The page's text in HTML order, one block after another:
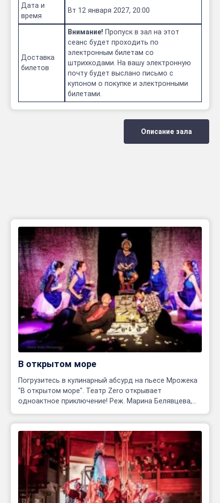
Дата и
время
Вт 12 января 2027, 20:00
Доставка
билетов
Внимание! Пропуск в зал на этот
сеанс будет проходить по
электронным билетам со
штрихкодами. На вашу электронную
почту будет выслано письмо с
купоном о покупке и электронными
билетами.
Описание зала
В открытом море
Погрузитесь в кулинарный абсурд на пьесе Мрожека
"В открытом море". Театр Zero открывает
одноактное приключение! Реж. Марина Белявцева,